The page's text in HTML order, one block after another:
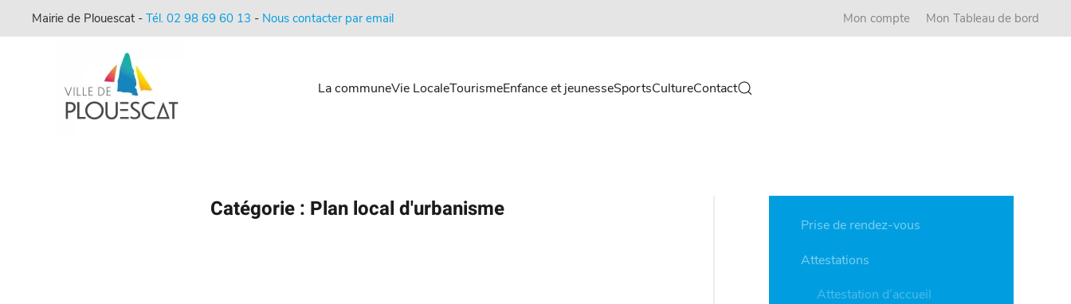
Mairie de Plouescat - Tél. 02 98 69 60 13 - Nous contacter par email Mon compte Mon Tableau de bord
La communeVie LocaleTourismeEnfance et jeunesseSportsCultureContact
Catégorie : Plan local d'urbanisme
Prise de rendez-vous
Attestations
Attestation d’accueil